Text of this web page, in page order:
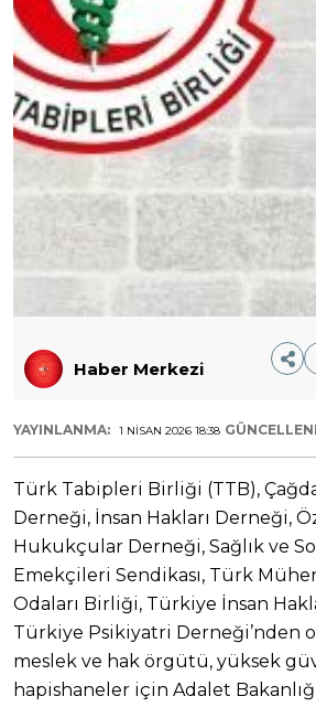
Haber Merkezi
YAYINLANMA: 1 NISAN 2026 18:38
Türk Tabipleri Birliği (TTB),
Derneği, İnsan Hakları Derneği,
Hukukçular Derneği, Sağlık ve
Emekçileri Sendikası, Türk
Odaları Birliği, Türkiye İnsan
Türkiye Psikiyatri Derneği’nden
meslek ve hak örgütü, yüksek
hapishaneler için Adalet